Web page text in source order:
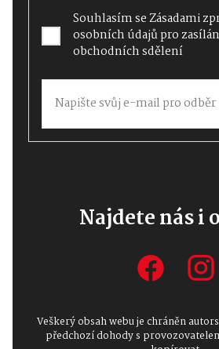
Souhlasím seZásadami
osobních údajůpro
obchodních sdělení
Najdete nás i
Veškerý obsah webu je chráněn
předchozí dohody s